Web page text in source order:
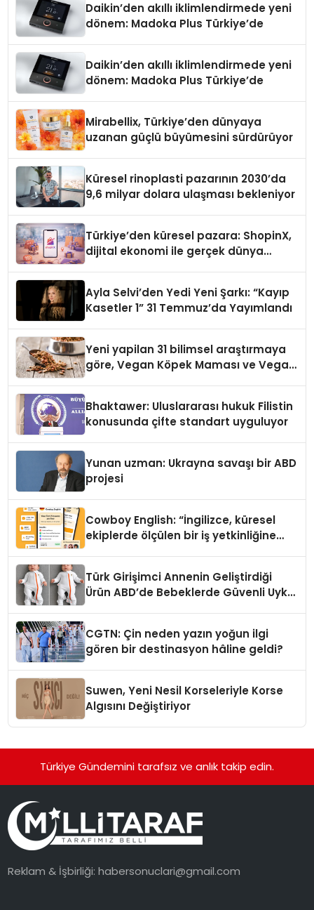
Daikin’den akıllı iklimlendirmede yeni
dönem: Madoka Plus Türkiye’de
Daikin’den akıllı iklimlendirmede yeni
dönem: Madoka Plus Türkiye’de
Mirabellix, Türkiye’den dünyaya
uzanan güçlü büyümesini sürdürüyor
Küresel rinoplasti pazarının 2030’da
9,6 milyar dolara ulaşması bekleniyor
Türkiye’den küresel pazara: ShopinX,
dijital ekonomi ile gerçek dünya
Ayla Selvi’den Yedi Yeni Şarkı: “Kayıp
Kasetler 1” 31 Temmuz’da Yayımlandı
Yeni yapilan 31 bilimsel araştırmaya
göre, Vegan Köpek Maması ve Vegan
Bhaktawer: Uluslararası hukuk Filistin
konusunda çifte standart uyguluyor
Yunan uzman: Ukrayna savaşı bir ABD
projesi
Cowboy English: “İngilizce, küresel
ekiplerde ölçülen bir iş yetkinliğine
Türk Girişimci Annenin Geliştirdiği
Ürün ABD’de Bebeklerde Güvenli Uyku
CGTN: Çin neden yazın yoğun ilgi
gören bir destinasyon hâline geldi?
Suwen, Yeni Nesil Korseleriyle Korse
Algısını Değiştiriyor
Türkiye Gündemini tarafsız ve anlık takip edin.
Reklam & İşbirliği:habersonuclari@gmail.com